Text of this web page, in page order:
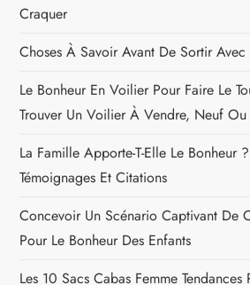
Craquer
Choses À Savoir Avant De Sortir Avec
Le Bonheur En Voilier Pour Faire Le
Trouver Un Voilier À Vendre, Neuf
La Famille Apporte-T-Elle Le Bonheur
Témoignages Et Citations
Concevoir Un Scénario Captivant De
Pour Le Bonheur Des Enfants
Les 10 Sacs Cabas Femme